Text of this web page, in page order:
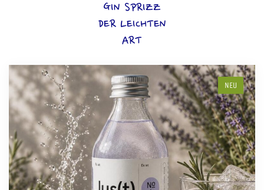
GIN SPRIZZ
DER LEICHTEN
ART
NEU